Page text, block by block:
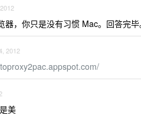
器，你只是没有习惯 Mac。回答完毕
2012
美